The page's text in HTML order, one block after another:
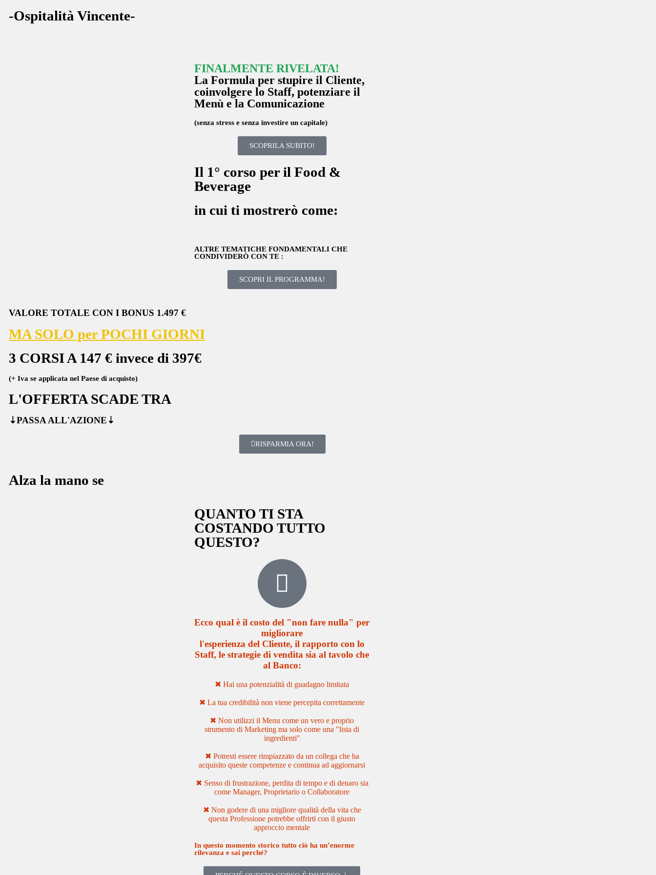
-Ospitalità Vincente-
FINALMENTE RIVELATA!
La Formula per stupire il Cliente,
coinvolgere lo Staff, potenziare il
Menù e la Comunicazione
(senza stress e senza investire un capitale)
SCOPRILA SUBITO!
Il 1° corso per il Food &
Beverage
in cui ti mostrerò come:
ALTRE TEMATICHE FONDAMENTALI CHE
CONDIVIDERÒ CON TE :
SCOPRI IL PROGRAMMA!
VALORE TOTALE CON I BONUS 1.497 €
MA SOLO per POCHI GIORNI
3 CORSI A 147 € invece di 397€
(+ Iva se applicata nel Paese di acquisto)
L'OFFERTA SCADE TRA
⇣PASSA ALL'AZIONE⇣
RISPARMIA ORA!
Alza la mano se
QUANTO TI STA
COSTANDO TUTTO
QUESTO?
Ecco qual è il costo del "non fare nulla" per
migliorare
l'esperienza del Cliente, il rapporto con lo
Staff, le strategie di vendita sia al tavolo che
al Banco:
✖︎ Hai una potenzialità di guadagno limitata
✖︎ La tua credibilità non viene percepita correttamente
✖︎ Non utilizzi il Menu come un vero e proprio
strumento di Marketing ma solo come una "lista di
ingredienti"
✖︎ Potresti essere rimpiazzato da un collega che ha
acquisito queste competenze e continua ad aggiornarsi
✖︎ Senso di frustrazione, perdita di tempo e di denaro sia
come Manager, Proprietario o Collaboratore
✖︎ Non godere di una migliore qualità della vita che
questa Professione potrebbe offrirti con il giusto
approccio mentale
In questo momento storico tutto ciò ha un’enorme
rilevanza e sai perché?